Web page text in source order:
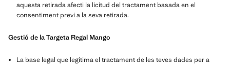
aquesta retirada afecti la licitud del tractament basada en el
consentiment previ a la seva retirada.
Gestió de la Targeta Regal Mango
La base legal que legitima el tractament de les teves dades per a